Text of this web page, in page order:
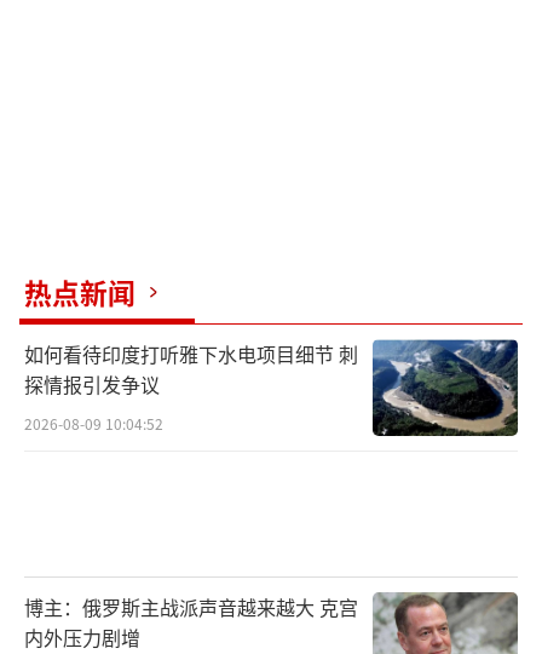
热点新闻
如何看待印度打听雅下水电项目细节 刺
探情报引发争议
2026-08-09 10:04:52
博主：俄罗斯主战派声音越来越大 克宫
内外压力剧增